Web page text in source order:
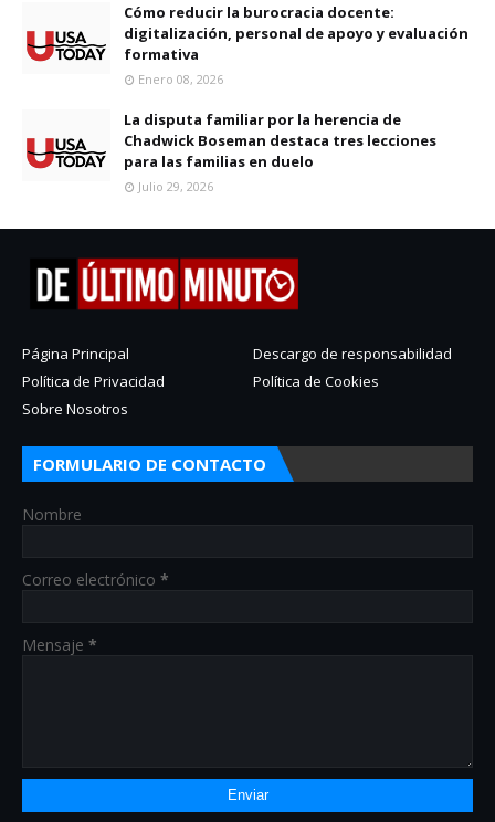
Cómo reducir la burocracia docente:
digitalización, personal de apoyo y evaluación
formativa
Enero 08, 2026
La disputa familiar por la herencia de
Chadwick Boseman destaca tres lecciones
para las familias en duelo
Julio 29, 2026
Página Principal
Descargo de responsabilidad
Política de Privacidad
Política de Cookies
Sobre Nosotros
FORMULARIO DE CONTACTO
Nombre
Correo electrónico *
Mensaje *